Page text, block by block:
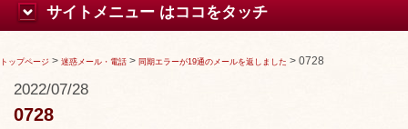
サイトメニュー はココをタッチ
トップページ > 迷惑メール・電話 > 同期エラーが19通のメールを返しました > 0728
2022/07/28
0728